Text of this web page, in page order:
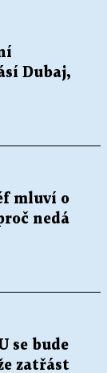
Dubaj,
mluví o
nedá
se bude
zatřást